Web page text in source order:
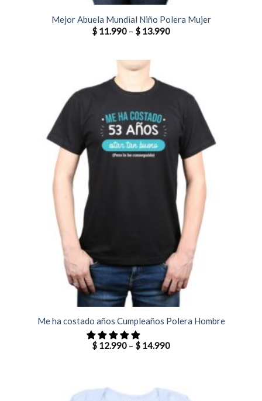
Mejor Abuela Mundial Niño Polera Mujer
$ 11.990 – $ 13.990
Me ha costado años Cumpleaños Polera Hombre
$ 12.990 – $ 14.990